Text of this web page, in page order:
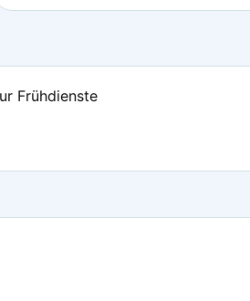
Frühdienste